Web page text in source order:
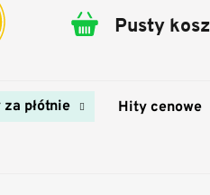
Pusty
płótnie Hity cenowe